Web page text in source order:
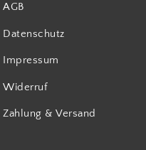
AGB
Datenschutz
Impressum
Widerruf
Zahlung & Versand